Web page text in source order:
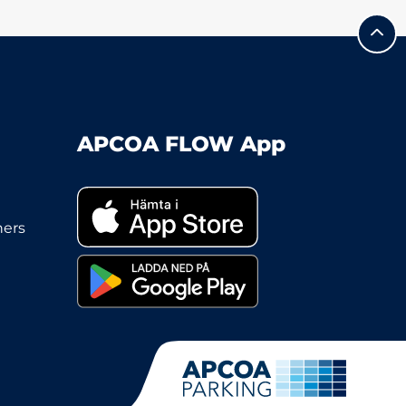
APCOA FLOW App